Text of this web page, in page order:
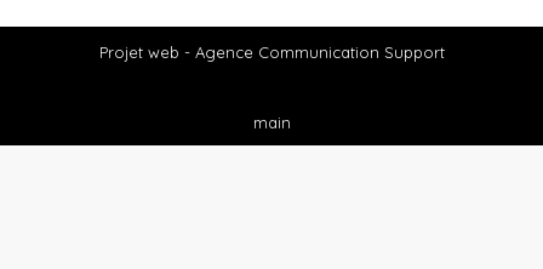
Projet web - Agence Communication Support
main